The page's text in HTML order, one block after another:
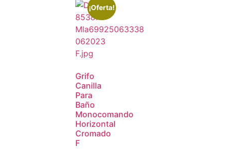
¡Oferta!
Grifo
Canilla
Para
Baño
Monocomando
Horizontal
Cromado
F